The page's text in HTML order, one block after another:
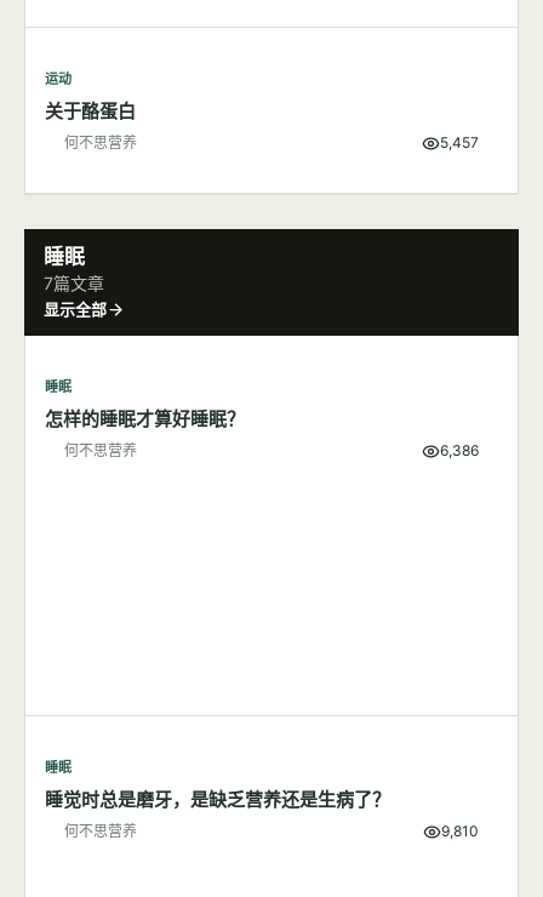
运动
关于酪蛋白
何不思营养 5,457
睡眠
7篇文章
显示全部
睡眠
怎样的睡眠才算好睡眠？
何不思营养 6,386
睡眠
睡觉时总是磨牙，是缺乏营养还是生病了？
何不思营养 9,810